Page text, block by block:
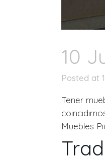
10
Posted at
Tener
Muebles